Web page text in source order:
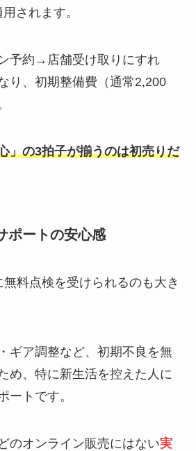
されます。
予約→店舗受け取りにすれ
り、初期整備費（通常2,200
」の3拍子が揃うのは初売りだ
ポートの安心感
料点検を受けられるのも大き
ギア調整など、初期不良を無
め、特に新生活を控えた人に
ートです。
のオンライン販売にはない実